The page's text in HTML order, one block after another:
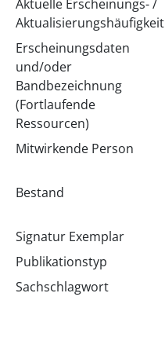
Aktuelle Erscheinungs- /
Aktualisierungshäufigkeit
Erscheinungsdaten
und/oder
Bandbezeichnung
(Fortlaufende
Ressourcen)
Mitwirkende Person
Bestand
Signatur Exemplar
Publikationstyp
Sachschlagwort